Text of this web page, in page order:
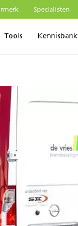
Specialisten
Tools Kennisbank